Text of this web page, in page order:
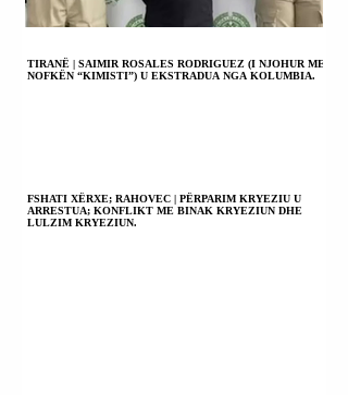
TIRANË | SAIMIR ROSALES RODRIGUEZ (I NJOHUR ME
NOFKËN “KIMISTI”) U EKSTRADUA NGA KOLUMBIA.
FSHATI XËRXE; RAHOVEC | PËRPARIM KRYEZIU U
ARRESTUA; KONFLIKT ME BINAK KRYEZIUN DHE
LULZIM KRYEZIUN.